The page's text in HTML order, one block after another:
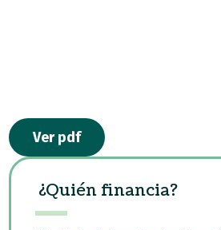
Ver pdf
¿Quién financia?